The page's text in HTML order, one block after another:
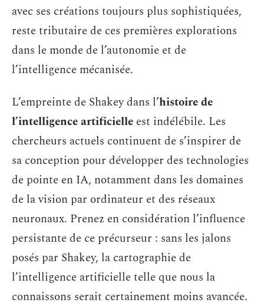
avec ses créations toujours plus sophistiquées,
reste tributaire de ces premières explorations
dans le monde de l’autonomie et de
l’intelligence mécanisée.
L’empreinte de Shakey dans l’histoire de
l’intelligence artificielle est indélébile. Les
chercheurs actuels continuent de s’inspirer de
sa conception pour développer des technologies
de pointe en IA, notamment dans les domaines
de la vision par ordinateur et des réseaux
neuronaux. Prenez en considération l’influence
persistante de ce précurseur : sans les jalons
posés par Shakey, la cartographie de
l’intelligence artificielle telle que nous la
connaissons serait certainement moins avancée.